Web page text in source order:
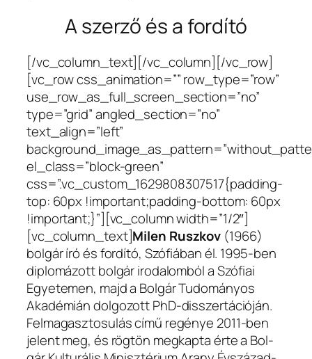
A szerző és a fordító
[/vc_column_text][/vc_column][/vc_row]
[vc_row css_animation=”” row_type=”row”
use_row_as_full_screen_section=”no”
type=”grid” angled_section=”no”
text_align=”left”
el_class=”block-green”
css=”.vc_custom_1629808307517{padding-
top: 60px !important;padding-bottom: 60px
!important;}”][vc_column width=”1/2″]
[vc_column_text]Milen Ruszkov (1966)
bolgár író és fordító, Szófiában él. 1995-ben
diplomázott bolgár irodalomból a Szófiai
Egyetemen, majd a Bolgár Tudományos
Akadémián dolgozott PhD-disszertációján.
Felmagasztosulás című regénye 2011-ben
jelent meg, és rögtön megkapta érte a Bol-